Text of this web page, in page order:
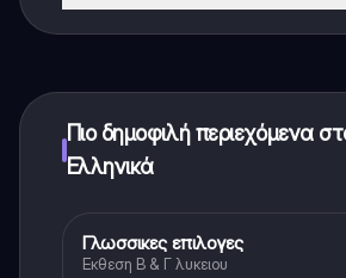
Πιο δημοφιλή περιεχόμενα
Ελληνικά
Νέα Ελληνικά
Γλωσσικες επιλογες
Εκθεση Β & Γ λυκειου